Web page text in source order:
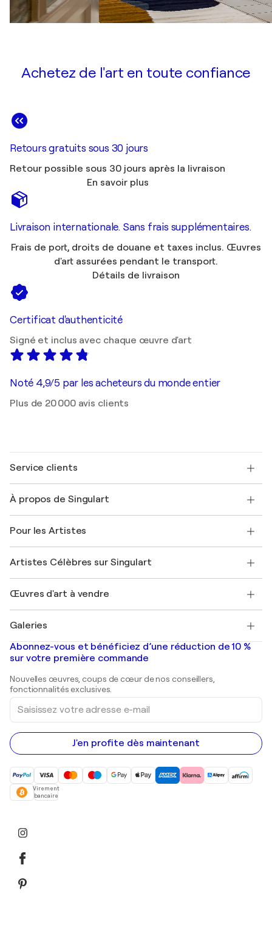
Achetez de l'art en toute confiance
Retours gratuits sous 30 jours
Retour possible sous 30 jours après la livraison
En savoir plus
Livraison internationale. Sans frais supplémentaires.
Frais de port, droits de douane et taxes inclus. Œuvres
d'art assurées pendant le transport.
Détails de livraison
Certificat d'authenticité
Signé et inclus avec chaque œuvre d'art
Noté 4,9/5 par les acheteurs du monde entier
Plus de 20 000 avis clients
Service clients
Expédition
Offrir une carte cadeau
Rejoignez notre programme commercial
Mon compte
+33 1 76 44 06 42
À propos de Singulart
FAQ
Magazine Singulart
Emplois
Découvrez une sélection d'art original
Pour les Artistes
Se connecter en tant qu'Artiste
Artistes Célèbres sur Singulart
Marc Chagall
Banksy
Mr. Brainwash
Shepard Fairey
Œuvres d'art à vendre
Tableaux abstraits à vendre
Peintures de paysage
Estampes
Peintures acryliques
Galeries
Galeries d'art en France
Galeries d'art en Belgique
Abonnez-vous et bénéficiez d’une réduction de 10 %
sur votre première commande
Nouvelles œuvres, coups de cœur de nos conseillers,
fonctionnalités exclusives.
Saisissez
votre
adresse
e-
mail
J'en profite dès maintenant
Virement
bancaire